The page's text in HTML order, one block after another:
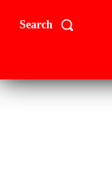
Search